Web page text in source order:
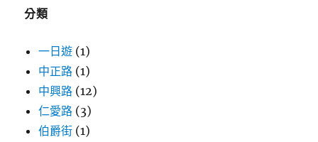
分類
一日遊 (1)
中正路 (1)
中興路 (12)
仁愛路 (3)
伯爵街 (1)